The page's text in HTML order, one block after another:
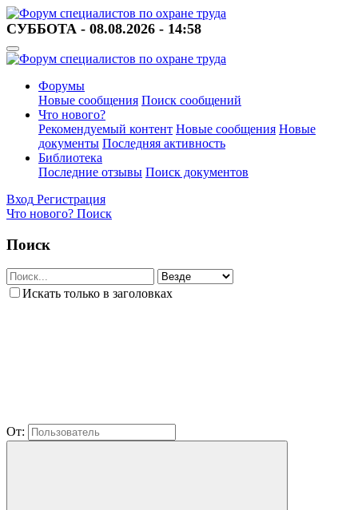
СУББОТА - 08.08.2026 - 14:58
Форумы
Новые сообщения Поиск сообщений
Что нового?
Рекомендуемый контент Новые сообщения Новые
документы Последняя активность
Библиотека
Последние отзывы Поиск документов
Вход Регистрация
Что нового? Поиск
Поиск
Искать только в заголовках
От: